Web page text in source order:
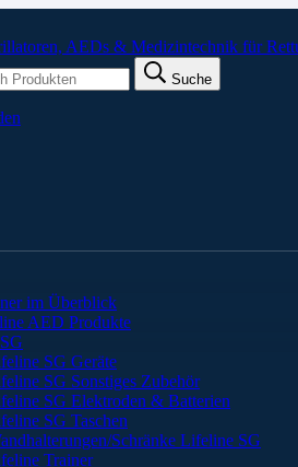
Suche
im Überblick
AED Produkte
SG Geräte
SG Sonstiges Zubehör
SG Elektroden & Batterien
SG Taschen
Schränke Lifeline SG
Trainer